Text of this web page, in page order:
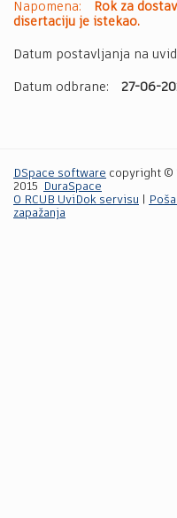
Napomena:
Rok za
disertaciju je istekao.
Datum postavljanja na
Datum odbrane: 27-06-
DSpace software copyright ©
2015
DuraSpace
O RCUB UviDok servisu
zapažanja